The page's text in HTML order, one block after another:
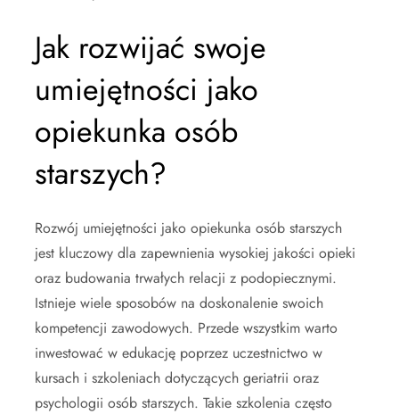
Jak rozwijać swoje
umiejętności jako
opiekunka osób
starszych?
Rozwój umiejętności jako opiekunka osób starszych
jest kluczowy dla zapewnienia wysokiej jakości opieki
oraz budowania trwałych relacji z podopiecznymi.
Istnieje wiele sposobów na doskonalenie swoich
kompetencji zawodowych. Przede wszystkim warto
inwestować w edukację poprzez uczestnictwo w
kursach i szkoleniach dotyczących geriatrii oraz
psychologii osób starszych. Takie szkolenia często